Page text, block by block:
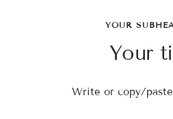
YOUR
Your
Write or copy/